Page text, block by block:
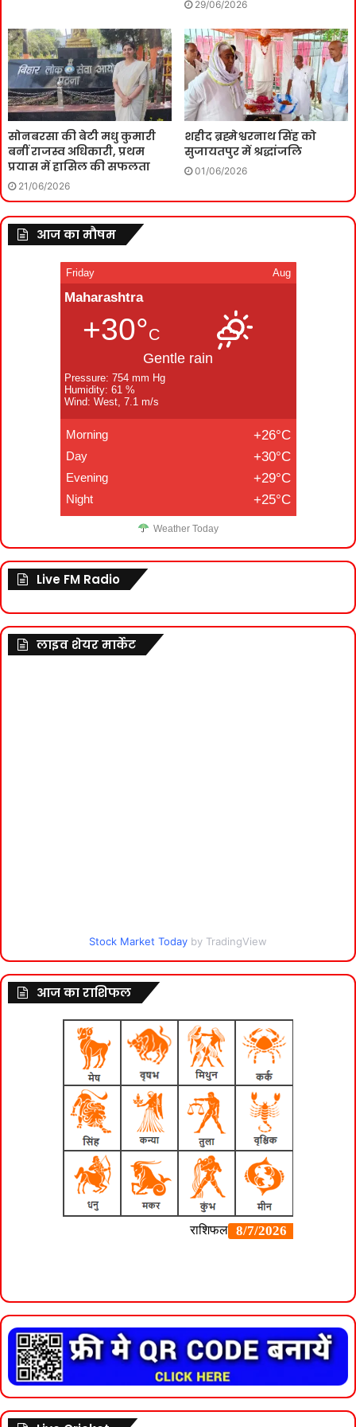
29/06/2026
सोनबरसा की बेटी मधु कुमारी
बनीं राजस्व अधिकारी, प्रथम
प्रयास में हासिल की सफलता
21/06/2026
शहीद ब्रह्मेश्वरनाथ सिंह को
सुजायतपुर में श्रद्धांजलि
01/06/2026
आज का मौषम
Friday Aug
Maharashtra
+30°C
Gentle rain
Pressure: 754 mm Hg
Humidity: 61 %
Wind: West, 7.1 m/s
Morning +26°C
Day +30°C
Evening +29°C
Night +25°C
Weather Today
Live FM Radio
लाइव शेयर मार्केट
Stock Market Today by TradingView
आज का राशिफल